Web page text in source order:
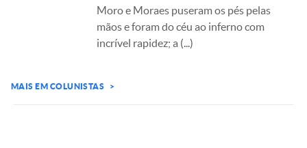
Moro e Moraes puseram os pés pelas
mãos e foram do céu ao inferno com
incrível rapidez; a (...)
MAIS EM COLUNISTAS >